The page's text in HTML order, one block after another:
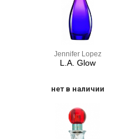
Jennifer Lopez
L.A. Glow
нет в наличии